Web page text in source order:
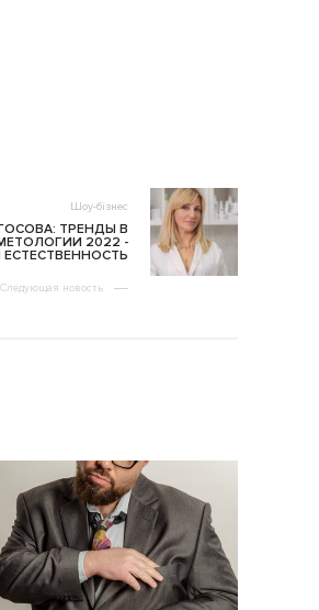
Шоу-бізнес
ТРЕНДЫ В
2022 -
Следующая новость